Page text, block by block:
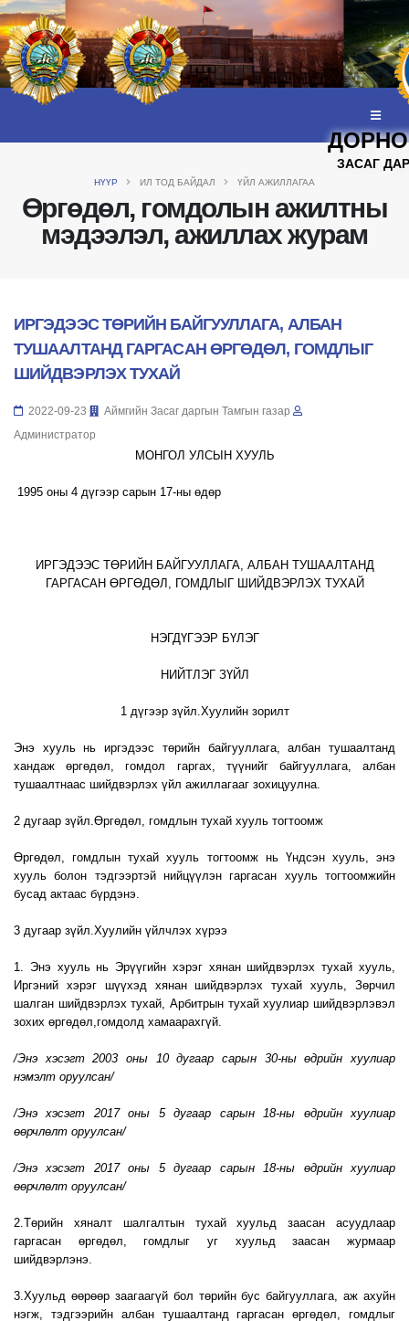
ЗАСАГ
НҮҮР ИЛ ТОД БАЙДАЛ ҮЙЛ АЖИЛЛАГАА
Өргөдөл, гомдолын ажилтны
мэдээлэл, ажиллах журам
ИРГЭДЭЭС ТӨРИЙН БАЙГУУЛЛАГА, АЛБАН
ТУШААЛТАНД ГАРГАСАН ӨРГӨДӨЛ, ГОМДЛЫГ
ШИЙДВЭРЛЭХ ТУХАЙ
2022-09-23
Аймгийн Засаг даргын Тамгын газар
Администратор
МОНГОЛ УЛСЫН ХУУЛЬ
1995 оны 4 дүгээр сарын 17-ны өдөр
ИРГЭДЭЭС ТӨРИЙН БАЙГУУЛЛАГА, АЛБАН ТУШААЛТАНД
ГАРГАСАН ӨРГӨДӨЛ, ГОМДЛЫГ ШИЙДВЭРЛЭХ ТУХАЙ
НЭГДҮГЭЭР БҮЛЭГ
НИЙТЛЭГ ЗҮЙЛ
1 дүгээр зүйл.Хуулийн зорилт
Энэ хууль нь иргэдээс төрийн байгууллага, албан тушаалтанд
хандаж өргөдөл, гомдол гаргах, түүнийг байгууллага, албан
тушаалтнаас шийдвэрлэх үйл ажиллагааг зохицуулна.
2 дугаар зүйл.Өргөдөл, гомдлын тухай хууль тогтоомж
Өргөдөл, гомдлын тухай хууль тогтоомж нь Үндсэн хууль, энэ
хууль болон тэдгээртэй нийцүүлэн гаргасан хууль тогтоомжийн
бусад актаас бүрдэнэ.
3 дугаар зүйл.Хуулийн үйлчлэх хүрээ
1. Энэ хууль нь Эрүүгийн хэрэг хянан шийдвэрлэх тухай хууль,
Иргэний хэрэг шүүхэд хянан шийдвэрлэх тухай хууль, Зөрчил
шалган шийдвэрлэх тухай, Арбитрын тухай хуулиар шийдвэрлэвэл
зохих өргөдөл,гомдолд хамаарахгүй.
/Энэ хэсэгт 2003 оны 10 дугаар сарын 30-ны өдрийн хуулиар
нэмэлт оруулсан/
/Энэ хэсэгт 2017 оны 5 дугаар сарын 18-ны өдрийн хуулиар
өөрчлөлт оруулсан/
/Энэ хэсэгт 2017 оны 5 дугаар сарын 18-ны өдрийн хуулиар
өөрчлөлт оруулсан/
2.Төрийн хяналт шалгалтын тухай хуульд заасан асуудлаар
гаргасан өргөдөл, гомдлыг уг хуульд заасан журмаар
шийдвэрлэнэ.
3.Хуульд өөрөөр заагаагүй бол төрийн бус байгууллага, аж ахуйн
нэгж, тэдгээрийн албан тушаалтанд гаргасан өргөдөл, гомдлыг